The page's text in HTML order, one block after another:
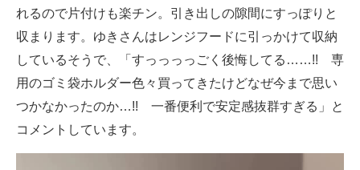
れるので片付けも楽チン。引き出しの隙間にすっぽりと
収まります。ゆきさんはレンジフードに引っかけて収納
しているそうで、「すっっっっごく後悔してる……!! 専
用のゴミ袋ホルダー色々買ってきたけどなぜ今まで思い
つかなかったのか…!! 一番便利で安定感抜群すぎる」と
コメントしています。